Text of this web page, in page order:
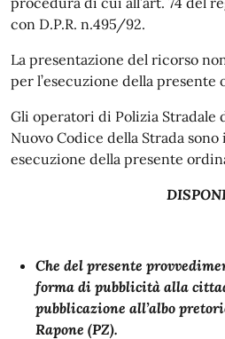
con D.P.R. n.495/92.
La presentazione del ricorso
per l’esecuzione della presente
Gli operatori di Polizia Stradale
Nuovo Codice della Strada
esecuzione della presente
Che del presente
forma di pubblicità alla
pubblicazione all’albo
Rapone (PZ).